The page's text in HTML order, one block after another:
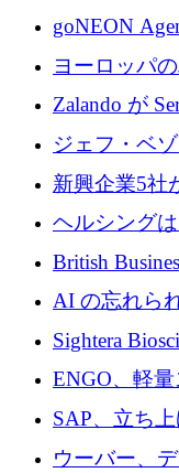
フラの構築
goNEON
ンフラ計画
ヨーロッパ
ーロを超え
Zalando が
ーズ B に参
ジェフ・ベ
5,000万ドル
新興企業5社
センサーを
ヘルシング
ウーバーは
ロの契約で
銀行を立ち
British
2,500 万ユ
AI の忘れら
プを実現: カ
Sightera
ットフォー
ENGO、軽
進歩のため
SAP、立ち
を10億ユー
ウーバー、